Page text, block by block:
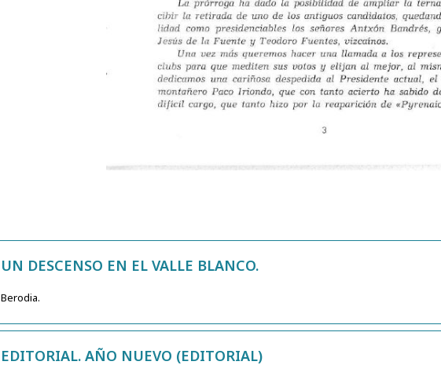
UN DESCENSO EN EL VALLE BLANCO.
Berodia.
EDITORIAL. AÑO NUEVO (EDITORIAL)